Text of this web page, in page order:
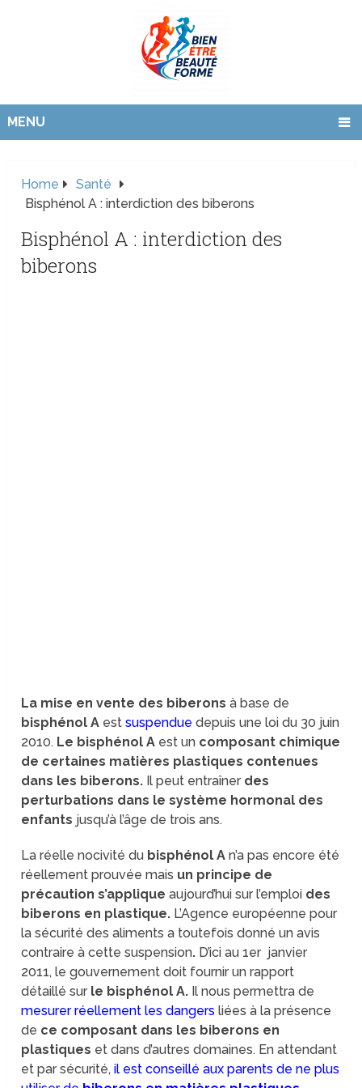
MENU
Home
Santé
Bisphénol A : interdiction des biberons
Bisphénol A : interdiction des
biberons
La mise en vente des biberonsà base de
bisphénol A estsuspenduedepuis une loi du 30 juin
2010. Le bisphénol A est un composant chimique
de certaines matières plastiques contenues
dans les biberons. Il peut entraîner des
perturbations dans le système hormonal des
enfants jusqu’à l’âge de trois ans.
La réelle nocivité du bisphénol A n’a pas encore été
réellement prouvée mais un principe de
précaution s’appliqueaujourd’hui sur l’emploi des
biberons en plastique. L’Agence européenne pour
la sécurité des aliments a toutefois donné un avis
contraire à cette suspension. D’ici au 1er janvier
2011, le gouvernement doit fournir un rapport
détaillé sur le bisphénol A. Il nous permettra de
mesurer réellement les dangers liées à la présence
de ce composant dans les biberons en
plastiques et dans d’autres domaines. En attendant
et par sécurité,il est conseillé aux parents de ne plus